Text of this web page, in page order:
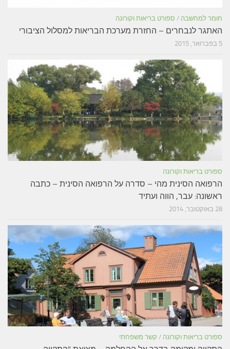
חומר למחשבה / ספורט בריאות וקורונה
האתגר לנבחרים – החזרת מערכת הבריאות למסלול הציבורי
5 בפברואר, 2015
ספורט בריאות וקורונה
הרפואה הסינית מהי – סדרה על הרפואה הסינית – כתבה
ראשונה: עבר, הווה ועתיד
28 באוקטובר, 2014
ספורט בריאות וקורונה / קשר משפחתי